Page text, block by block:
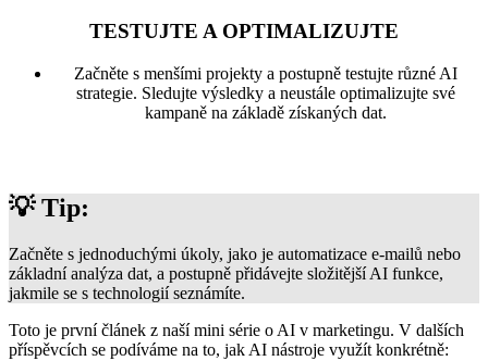
TESTUJTE A OPTIMALIZUJTE
Začněte s menšími projekty a postupně testujte různé AI
strategie. Sledujte výsledky a neustále optimalizujte své
kampaně na základě získaných dat.
💡 Tip:
Začněte s jednoduchými úkoly, jako je automatizace e-mailů nebo
základní analýza dat, a postupně přidávejte složitější AI funkce,
jakmile se s technologií seznámíte.
Toto je první článek z naší mini série o AI v marketingu. V dalších
příspěvcích se podíváme na to, jak AI nástroje využít konkrétně: